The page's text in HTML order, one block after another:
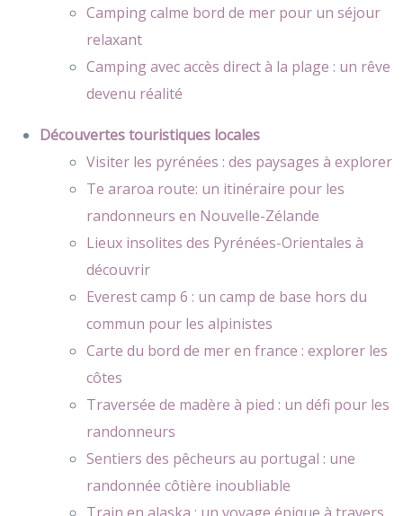
Camping calme bord de mer pour un séjour
relaxant
Camping avec accès direct à la plage : un rêve
devenu réalité
Découvertes touristiques locales
Visiter les pyrénées : des paysages à explorer
Te araroa route: un itinéraire pour les
randonneurs en Nouvelle-Zélande
Lieux insolites des Pyrénées-Orientales à
découvrir
Everest camp 6 : un camp de base hors du
commun pour les alpinistes
Carte du bord de mer en france : explorer les
côtes
Traversée de madère à pied : un défi pour les
randonneurs
Sentiers des pêcheurs au portugal : une
randonnée côtière inoubliable